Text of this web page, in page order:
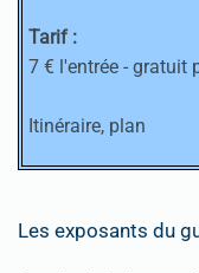
Tarif :
7 € l'entrée - gratuit
Itinéraire, plan
Les exposants du